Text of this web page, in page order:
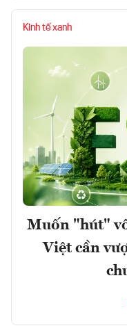
Kinh tế xanh
Muốn "hút"
Việt cần